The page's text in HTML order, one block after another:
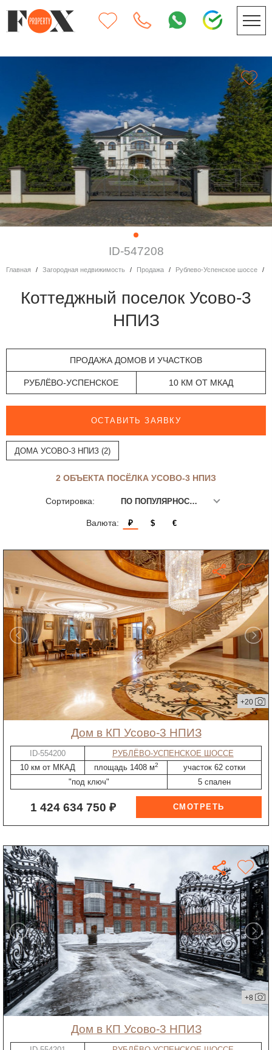
ID-547208
Главная Загородная недвижимость Продажа Рублево-Успенское шоссе
Коттеджный поселок Усово-3
НПИЗ
ПРОДАЖА ДОМОВ И УЧАСТКОВ
РУБЛЁВО-УСПЕНСКОЕ 10 КМ ОТ МКАД
ОСТАВИТЬ ЗАЯВКУ
ДОМА УСОВО-3 НПИЗ (2)
2 ОБЪЕКТА ПОСЁЛКА УСОВО-3 НПИЗ
Сортировка: ПО ПОПУЛЯРНОСТИ
Валюта: ₽ $ €
+20
дом в КП Усово-3 НПИЗ
ID-554200
РУБЛЁВО-УСПЕНСКОЕ ШОССЕ
10 км от МКАД
площадь 1408 м2
участок 62 сотки
"под ключ"
5 спален
1 424 634 750 ₽
+8
дом в КП Усово-3 НПИЗ